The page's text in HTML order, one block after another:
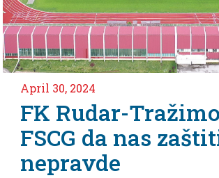
30, 2024
Rudar-Tražimo od
da nas zaštiti od